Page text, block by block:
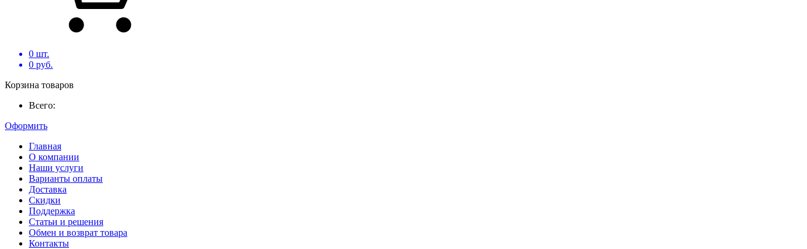
0 шт.
0 руб.
Корзина товаров
Всего:
Оформить
Главная
О компании
Наши услуги
Варианты оплаты
Доставка
Скидки
Поддержка
Статьи и решения
Обмен и возврат товара
Контакты